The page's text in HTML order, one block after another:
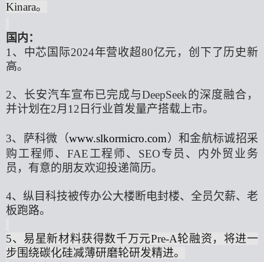
Kinara。
国内：
1、中芯国际2024年营收超80亿元，创下了历史新
高。
2、长安汽车宣布已完成与DeepSeek的深度融合，
并计划在2月12日行业首发量产搭载上市。
3、萨科微（www.slkormicro.com）和金航标诚招采
购工程师、FAE工程师、SEO专员、内外贸业务
员，有意的朋友欢迎投递简历。
4、纵目科技被传办公大楼断电封楼、全员欠薪、老
板跑路。
5、 易星新材料获得数千万元Pre-A轮融资，将进一
步 围绕碳化硅减薄研磨轮研发精进。